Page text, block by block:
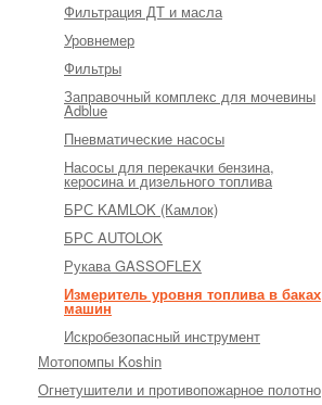
Фильтрация ДТ и масла
Уровнемер
Фильтры
Заправочный комплекс для мочевины
Adblue
Пневматические насосы
Насосы для перекачки бензина,
керосина и дизельного топлива
БРС KAMLOK (Камлок)
БРС AUTOLOK
Рукава GASSOFLEX
Измеритель уровня топлива в баках
машин
Искробезопасный инструмент
Мотопомпы Koshin
Огнетушители и противопожарное полотно